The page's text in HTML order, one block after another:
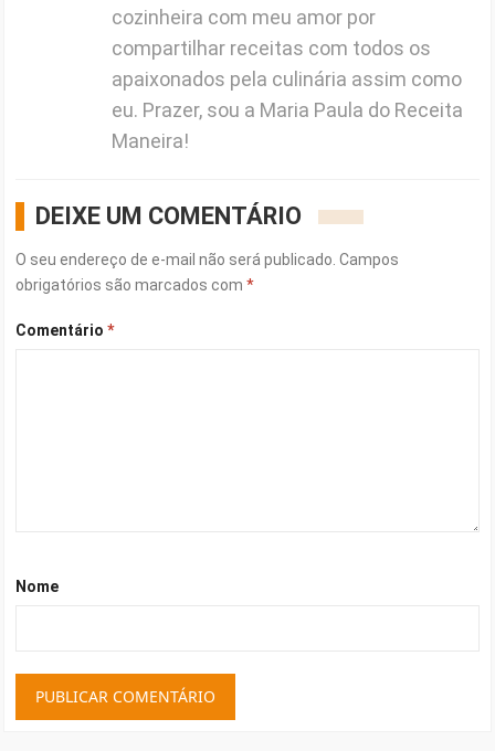
cozinheira com meu amor por
compartilhar receitas com todos os
apaixonados pela culinária assim como
eu. Prazer, sou a Maria Paula do Receita
Maneira!
DEIXE UM COMENTÁRIO
O seu endereço de e-mail não será publicado. Campos
obrigatórios são marcados com*
Comentário*
Nome